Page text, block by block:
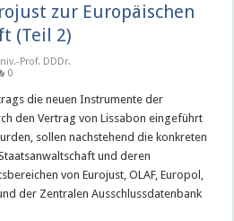
zur Europäischen
(Teil 2)
Prof. DDDr.
0
die neuen Instrumente der
den Vertrag von Lissabon eingeführt
sollen nachstehend die konkreten
und deren
von Eurojust, OLAF, Europol,
der Zentralen Ausschlussdatenbank